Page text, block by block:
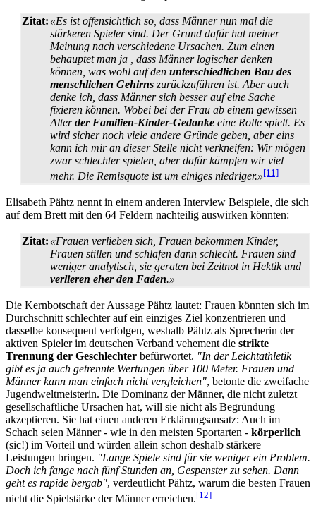
Zitat: «Es ist offensichtlich so, dass Männer nun mal die
stärkeren Spieler sind. Der Grund dafür hat meiner
Meinung nach verschiedene Ursachen. Zum einen
behauptet man ja , dass Männer logischer denken
können, was wohl auf den unter­schiedlichen Bau des
menschlichen Gehirns zurückzuführen ist. Aber auch
denke ich, dass Männer sich besser auf eine Sache
fixieren können. Wobei bei der Frau ab einem gewissen
Alterder Familien-Kinder-Gedanke eine Rolle spielt. Es
wird sicher noch viele andere Gründe geben, aber eins
kann ich mir an dieser Stelle nicht verkneifen: Wir mögen
zwar schlechter spielen, aber dafür kämpfen wir viel
mehr. Die Remisquote ist um einiges niedriger.»[11]
Elisabeth Pähtz nennt in einem anderen Interview Beispiele, die sich
auf dem Brett mit den 64 Feldern nachteilig auswirken könnten:
Zitat: «Frauen verlieben sich, Frauen bekommen Kinder,
Frauen stillen und schlafen dann schlecht. Frauen sind
weniger analytisch, sie geraten bei Zeitnot in Hektik und
verlieren eher den Faden.»
Die Kernbotschaft der Aussage Pähtz lautet: Frauen könnten sich im
Durchschnitt schlechter auf ein einziges Ziel konzentrieren und
dasselbe konsequent verfolgen, weshalb Pähtz als Sprecherin der
aktiven Spieler im deutschen Verband vehement die strikte
Trennung der Geschlechter befürwortet. "In der Leichtathletik
gibt es ja auch getrennte Wertungen über 100 Meter. Frauen und
Männer kann man einfach nicht vergleichen", betonte die zweifache
Jugend­welt­meisterin. Die Dominanz der Männer, die nicht zuletzt
gesellschaftliche Ursachen hat, will sie nicht als Begründung
akzeptieren. Sie hat einen anderen Erklärungsansatz: Auch im
Schach seien Männer - wie in den meisten Sportarten - körperlich
(sic!) im Vorteil und würden allein schon deshalb stärkere
Leistungen bringen. "Lange Spiele sind für sie weniger ein Problem.
Doch ich fange nach fünf Stunden an, Gespenster zu sehen. Dann
geht es rapide bergab", verdeutlicht Pähtz, warum die besten Frauen
nicht die Spielstärke der Männer erreichen.[12]